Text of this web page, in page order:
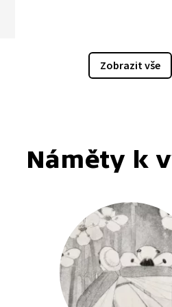
Zobrazit vše
Náměty k